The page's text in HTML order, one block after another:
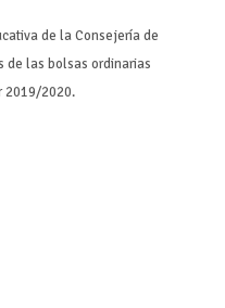
de la Consejería de
de las bolsas ordinarias
2019/2020.